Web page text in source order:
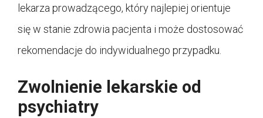
lekarza prowadzącego, który najlepiej orientuje
się w stanie zdrowia pacjenta i może dostosować
rekomendacje do indywidualnego przypadku.
Zwolnienie lekarskie od
psychiatry